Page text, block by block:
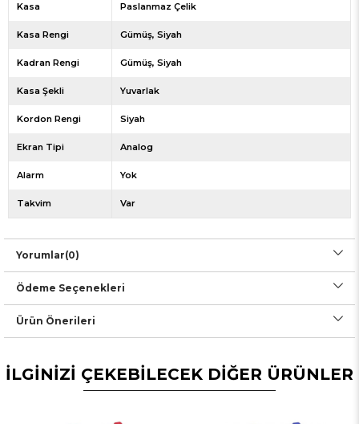
Kasa Paslanmaz Çelik
Kasa Rengi Gümüş Siyah
Kadran Rengi Gümüş Siyah
Kasa Şekli Yuvarlak
Kordon Rengi Siyah
Ekran Tipi Analog
Alarm Yok
Takvim Var
Yorumlar(0)
Ödeme Seçenekleri
Ürün Önerileri
İLGİNİZİ ÇEKEBİLECEK DİĞER ÜRÜNLER